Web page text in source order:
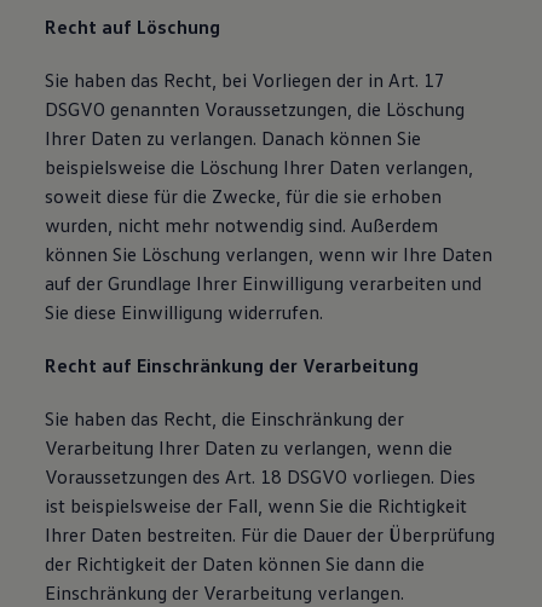
Recht auf Löschung
Sie haben das Recht, bei Vorliegen der in Art. 17
DSGVO genannten Voraussetzungen, die Löschung
Ihrer Daten zu verlangen. Danach können Sie
beispielsweise die Löschung Ihrer Daten verlangen,
soweit diese für die Zwecke, für die sie erhoben
wurden, nicht mehr notwendig sind. Außerdem
können Sie Löschung verlangen, wenn wir Ihre Daten
auf der Grundlage Ihrer Einwilligung verarbeiten und
Sie diese Einwilligung widerrufen.
Recht auf Einschränkung der Verarbeitung
Sie haben das Recht, die Einschränkung der
Verarbeitung Ihrer Daten zu verlangen, wenn die
Voraussetzungen des Art. 18 DSGVO vorliegen. Dies
ist beispielsweise der Fall, wenn Sie die Richtigkeit
Ihrer Daten bestreiten. Für die Dauer der Überprüfung
der Richtigkeit der Daten können Sie dann die
Einschränkung der Verarbeitung verlangen.